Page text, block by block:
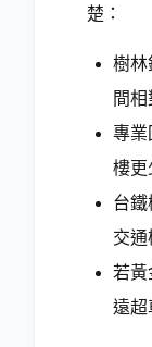
楚：
樹林
間相
專業
樓更
台鐵
交通
若黃
遠超